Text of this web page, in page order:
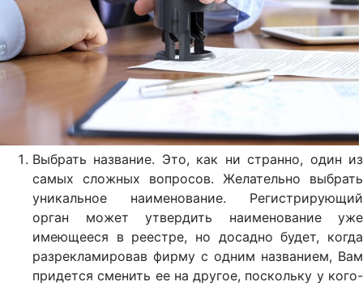
Выбрать название. Это, как ни странно, один из
самых сложных вопросов. Желательно выбрать
уникальное наименование. Регистрирующий
орган может утвердить наименование уже
имеющееся в реестре, но досадно будет, когда
разрекламировав фирму с одним названием, Вам
придется сменить ее на другое, поскольку у кого-